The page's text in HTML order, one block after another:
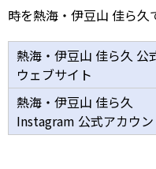
時を熱海・伊豆山 佳ら久
熱海・伊豆山 佳ら久 公
ウェブサイト
熱海・伊豆山 佳ら久
Instagram 公式アカウン